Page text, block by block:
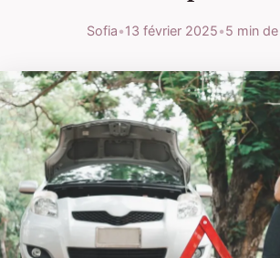
Sofia•13 février 2025•5 min